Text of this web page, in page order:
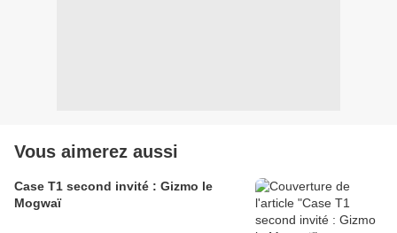
Vous aimerez aussi
Case T1 second invité : Gizmo le
Mogwaï